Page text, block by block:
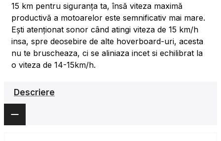
15 km pentru siguranța ta, însă viteza maximă
productivă a motoarelor este semnificativ mai mare.
Ești atenționat sonor când atingi viteza de 15 km/h
insa, spre deosebire de alte hoverboard-uri, acesta
nu te bruscheaza, ci se aliniaza incet si echilibrat la
o viteza de 14-15km/h.
Descriere